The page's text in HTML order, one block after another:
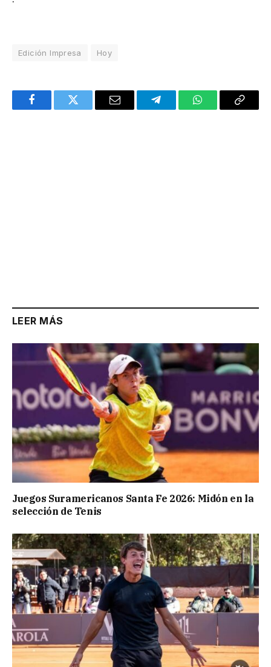
Edición Impresa Hoy
FacebookTwitter Email TelegramWhatsAppCopy
LEER MÁS
Juegos Suramericanos Santa Fe 2026: Midón en la
selección de Tenis